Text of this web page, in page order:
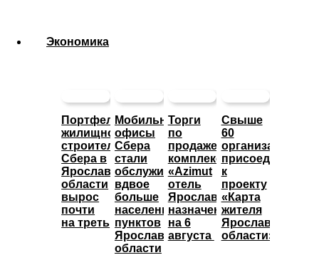
Экономика
Портфель
жилищного
строительства
Сбера в
Ярославской
области
вырос
почти
на треть
Мобильные
офисы
Сбера
стали
обслуживать
вдвое
больше
населенных
пунктов
Ярославской
области
Торги
по
продаже
комплекса
«Azimut
отель
Ярославль»
назначены
на 6
августа
Свыше
60
организаций
присоединились
к
проекту
«Карта
жителя
Ярославской
области»